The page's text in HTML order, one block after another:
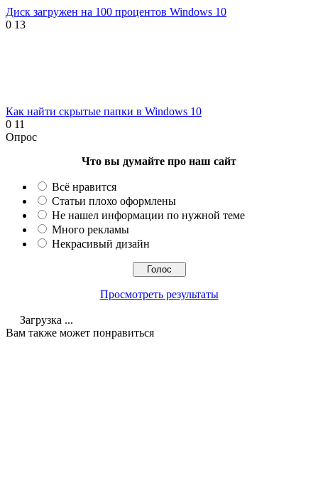
Диск загружен на 100 процентов Windows 10
0 13
Как найти скрытые папки в Windows 10
0 11
Опрос
Что вы думайте про наш сайт
Всё нравится
Статьи плохо оформлены
Не нашел информации по нужной теме
Много рекламы
Некрасивый дизайн
Просмотреть результаты
Загрузка ...
Вам также может понравиться